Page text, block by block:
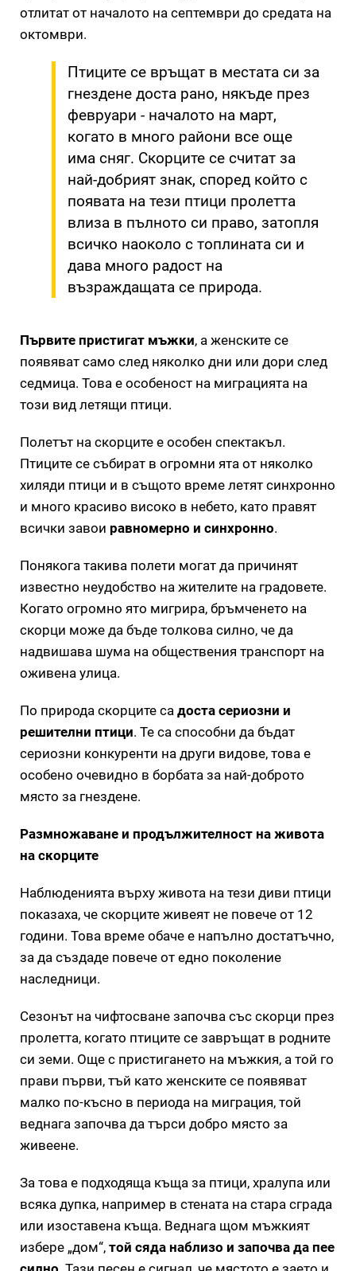
отлитат от началото на септември до средата на
октомври.
Птиците се връщат в местата си за
гнездене доста рано, някъде през
февруари - началото на март,
когато в много райони все още
има сняг. Скорците се считат за
най-добрият знак, според който с
появата на тези птици пролетта
влиза в пълното си право, затопля
всичко наоколо с топлината си и
дава много радост на
възраждащата се природа.
Първите пристигат мъжки, а женските се
появяват само след няколко дни или дори след
седмица. Това е особеност на миграцията на
този вид летящи птици.
Полетът на скорците е особен спектакъл.
Птиците се събират в огромни ята от няколко
хиляди птици и в същото време летят синхронно
и много красиво високо в небето, като правят
всички завои равномерно и синхронно.
Понякога такива полети могат да причинят
известно неудобство на жителите на градовете.
Когато огромно ято мигрира, бръмченето на
скорци може да бъде толкова силно, че да
надвишава шума на обществения транспорт на
оживена улица.
По природа скорците са доста сериозни и
решителни птици. Те са способни да бъдат
сериозни конкуренти на други видове, това е
особено очевидно в борбата за най-доброто
място за гнездене.
Размножаване и продължителност на живота
на скорците
Наблюденията върху живота на тези диви птици
показаха, че скорците живеят не повече от 12
години. Това време обаче е напълно достатъчно,
за да създаде повече от едно поколение
наследници.
Сезонът на чифтосване започва със скорци през
пролетта, когато птиците се завръщат в родните
си земи. Още с пристигането на мъжкия, а той го
прави първи, тъй като женските се появяват
малко по-късно в периода на миграция, той
веднага започва да търси добро място за
живеене.
За това е подходяща къща за птици, хралупа или
всяка дупка, например в стената на стара сграда
или изоставена къща. Веднага щом мъжкият
избере „дом“, той сяда наблизо и започва да пее